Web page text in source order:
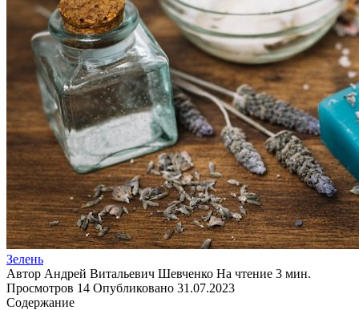
Зелень
Автор Андрей Витальевич Шевченко На чтение 3 мин.
Просмотров 14 Опубликовано 31.07.2023
Содержание